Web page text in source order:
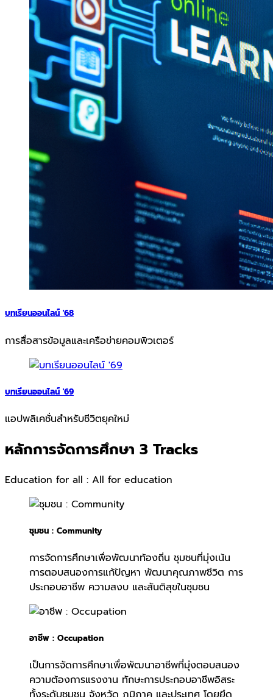
บทเรียนออนไลน์ '68
การสื่อสารข้อมูลและเครือข่ายคอมพิวเตอร์
บทเรียนออนไลน์ '69
แอปพลิเคชั่นสำหรับชีวิตยุคใหม่
หลักการจัดการศึกษา 3 Tracks
Education for all : All for education
ชุมชน : Community
การจัดการศึกษาเพื่อพัฒนาท้องถิ่น ชุมชนที่มุ่งเน้น
การตอบสนองการแก้ปัญหา พัฒนาคุณภาพชีวิต การ
ประกอบอาชีพ ความสงบ และสันติสุขในชุมชน
อาชีพ : Occupation
เป็นการจัดการศึกษาเพื่อพัฒนาอาชีพที่มุ่งตอบสนอง
ความต้องการแรงงาน ทักษะการประกอบอาชีพอิสระ